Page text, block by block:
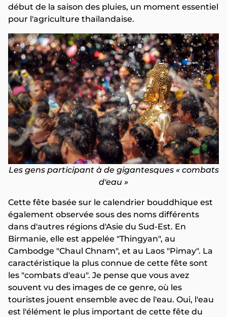
début de la saison des pluies, un moment essentiel
pour l'agriculture thaïlandaise.
Les gens participant à de gigantesques « combats
d'eau »
Cette fête basée sur le calendrier bouddhique est
également observée sous des noms différents
dans d'autres régions d'Asie du Sud-Est. En
Birmanie, elle est appelée "Thingyan", au
Cambodge "Chaul Chnam", et au Laos "Pimay". La
caractéristique la plus connue de cette fête sont
les "combats d'eau". Je pense que vous avez
souvent vu des images de ce genre, où les
touristes jouent ensemble avec de l'eau. Oui, l'eau
est l'élément le plus important de cette fête du